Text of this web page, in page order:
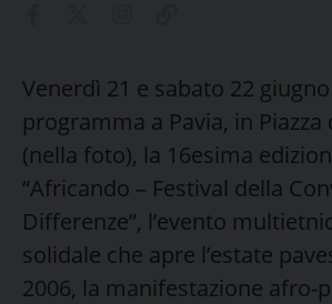
Venerdì 21 e sabato 22
programma a Pavia, in Piazza
(nella foto), la 16esima
“Africando – Festival della
Differenze”, l’evento
solidale che apre l’estate
2006, la manifestazione afro-